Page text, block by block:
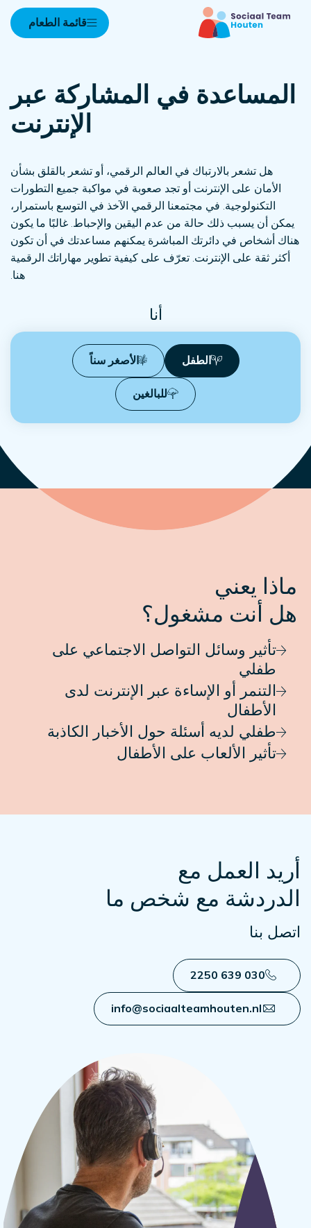
قائمة الطعام
المساعدة في المشاركة عبر
الإنترنت
هل تشعر بالارتباك في العالم الرقمي، أو تشعر بالقلق بشأن
الأمان على الإنترنت أو تجد صعوبة في مواكبة جميع التطورات
التكنولوجية. في مجتمعنا الرقمي الآخذ في التوسع باستمرار،
يمكن أن يسبب ذلك حالة من عدم اليقين والإحباط. غالبًا ما يكون
هناك أشخاص في دائرتك المباشرة يمكنهم مساعدتك في أن تكون
أكثر ثقة على الإنترنت. تعرّف على كيفية تطوير مهاراتك الرقمية
هنا.
أنا
الطفل الأصغر سناً
للبالغين
ماذا يعني
هل أنت مشغول؟
تأثير وسائل التواصل الاجتماعي على
طفلي
التنمر أو الإساءة عبر الإنترنت لدى
الأطفال
طفلي لديه أسئلة حول الأخبار الكاذبة
تأثير الألعاب على الأطفال
أريد العمل مع
الدردشة مع شخص ما
اتصل بنا
030 639 2250
info@sociaalteamhouten.nl